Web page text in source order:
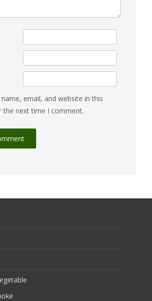
name, email, and website in this
the next time I comment.